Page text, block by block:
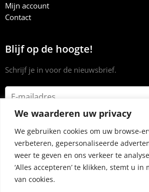
We waarderen uw privacy
We gebruiken cookies om uw browse-
verbeteren, gepersonaliseerde
weer te geven en ons verkeer te
‘Alles accepteren’ te klikken, stemt u in
van cookies.
Mijn account
Contact
Blijf op de hoogte!
Schrijf je in voor de nieuwsbrief.